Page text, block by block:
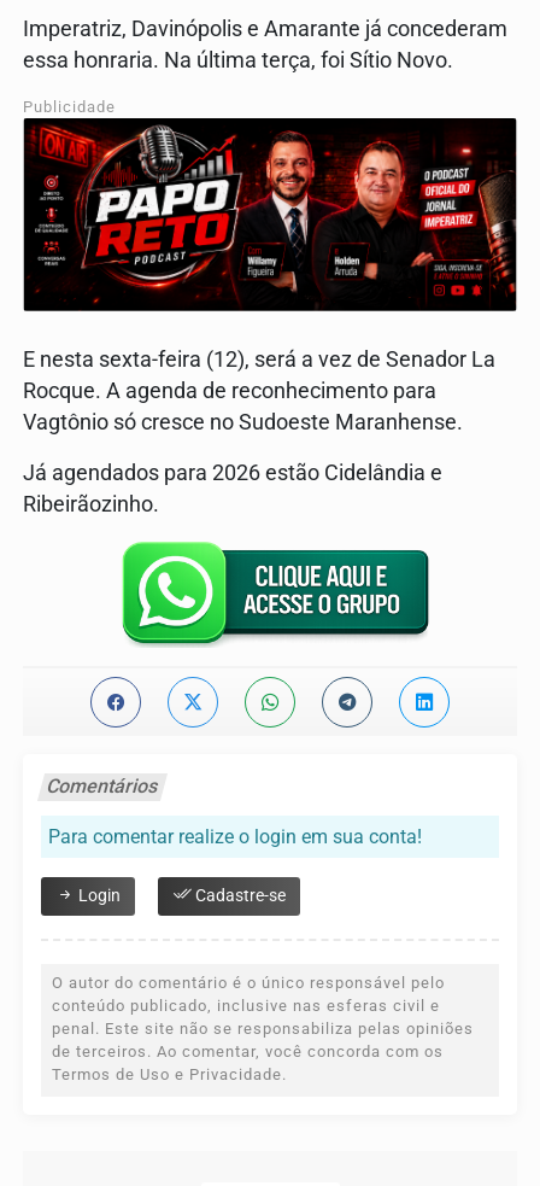
Imperatriz, Davinópolis e Amarante já concederam
essa honraria. Na última terça, foi Sítio Novo.
Publicidade
E nesta sexta-feira (12), será a vez de Senador La
Rocque. A agenda de reconhecimento para
Vagtônio só cresce no Sudoeste Maranhense.
Já agendados para 2026 estão Cidelândia e
Ribeirãozinho.
Comentários
Para comentar realize o login em sua conta!
Login Cadastre-se
O autor do comentário é o único responsável pelo
conteúdo publicado, inclusive nas esferas civil e
penal. Este site não se responsabiliza pelas opiniões
de terceiros. Ao comentar, você concorda com os
Termos de Uso e Privacidade.